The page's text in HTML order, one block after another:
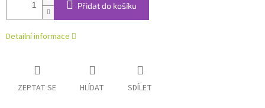
Přidat do košíku
Detailní informace
ZEPTAT SE HLÍDAT SDÍLET